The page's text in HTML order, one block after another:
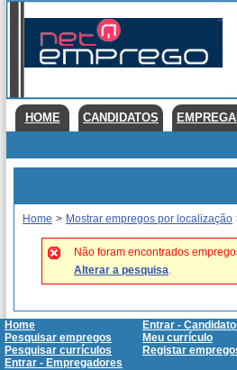
HOME CANDIDATOS
Home > Mostrar empregos por localização
Não foram encontrados
Alterar a pesquisa.
Home
Entrar -
Pesquisar empregos
Meu currículo
Pesquisar currículos
Registar
Entrar - Empregadores